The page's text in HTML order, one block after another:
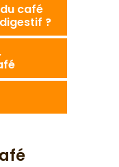
café
?